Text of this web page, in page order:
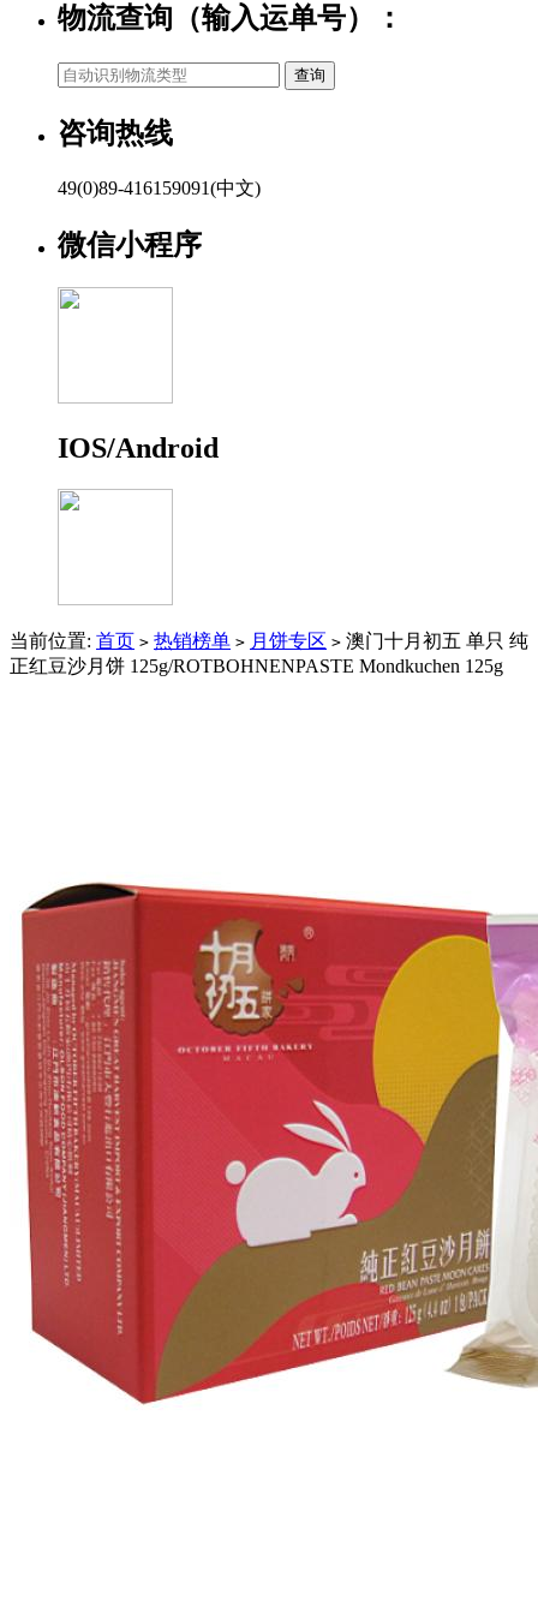
物流查询（输入运单号）：
咨询热线
49(0)89-416159091(中文)
微信小程序
IOS/Android
当前位置: 首页 > 热销榜单 > 月饼专区 > 澳门十月初五 单只 纯
正红豆沙月饼 125g/ROTBOHNENPASTE Mondkuchen 125g